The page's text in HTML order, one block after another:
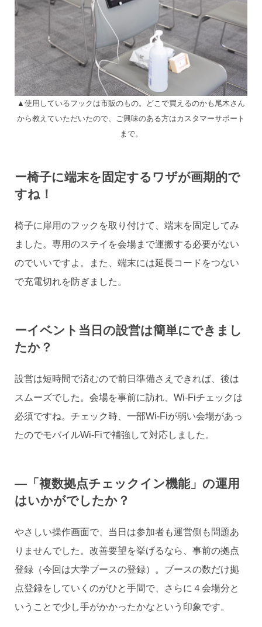
▲使用しているフックは市販のもの。どこで買えるのかも尾木さん
から教えていただいたので、ご興味のある方はカスタマーサポート
まで。
ー椅子に端末を固定するワザが画期的で
すね！
椅子に扉用のフックを取り付けて、端末を固定してみ
ました。専用のステイを会場まで運搬する必要がない
のでいいですよ。また、端末には延長コードをつない
で充電切れを防ぎました。
ーイベント当日の設営は簡単にできまし
たか？
設営は短時間で済むので前日準備さえできれば、後は
スムーズでした。会場を事前に訪れ、Wi-Fiチェックは
必須ですね。チェック時、一部Wi-Fiが弱い会場があっ
たのでモバイルWi-Fiで補強して対応しました。
―「複数拠点チェックイン機能」の運用
はいかがでしたか？
やさしい操作画面で、当日は参加者も運営側も問題あ
りませんでした。改善要望を挙げるなら、事前の拠点
登録（今回は大学ブースの登録）。ブースの数だけ拠
点登録をしていくのがひと手間で、さらに４会場分と
いうことで少し手がかかったかなという印象です。